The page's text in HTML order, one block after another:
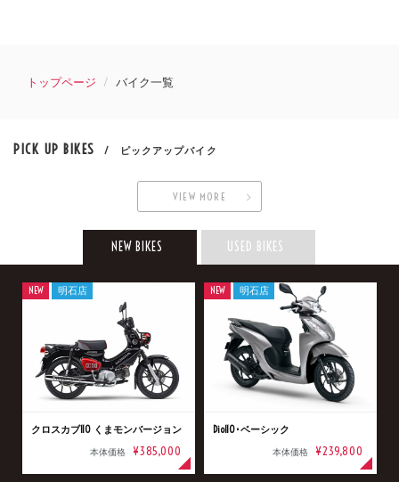
トップページ バイク一覧
PICK UP BIKES / ピックアップバイク
VIEW MORE
NEW BIKES USED BIKES
クロスカブ110 くまモンバージョン
本体価格 ¥385,000
NEW 明石店
Dio110･ベーシック
本体価格 ¥239,800
NEW 明石店